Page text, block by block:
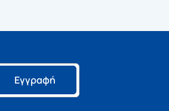
Εγγραφή